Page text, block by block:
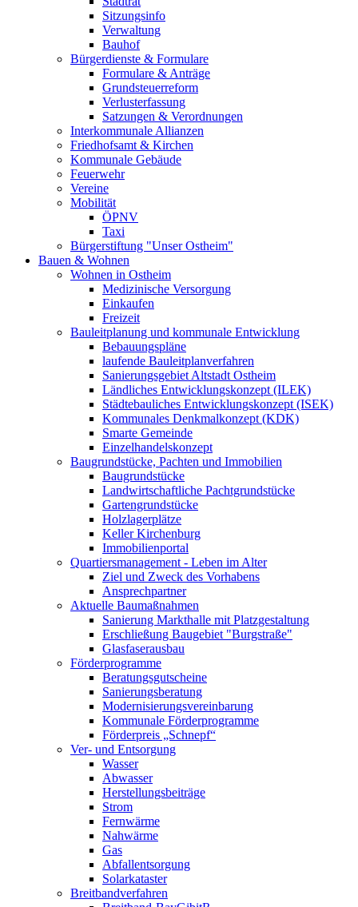
Sitzungsinfo
Verwaltung
Bauhof
Bürgerdienste & Formulare
Formulare & Anträge
Grundsteuerreform
Verlusterfassung
Satzungen & Verordnungen
Interkommunale Allianzen
Friedhofsamt & Kirchen
Kommunale Gebäude
Feuerwehr
Vereine
Mobilität
ÖPNV
Taxi
Bürgerstiftung "Unser Ostheim"
Bauen & Wohnen
Wohnen in Ostheim
Medizinische Versorgung
Einkaufen
Freizeit
Bauleitplanung und kommunale Entwicklung
Bebauungspläne
laufende Bauleitplanverfahren
Sanierungsgebiet Altstadt Ostheim
Ländliches Entwicklungskonzept (ILEK)
Städtebauliches Entwicklungskonzept (ISEK)
Kommunales Denkmalkonzept (KDK)
Smarte Gemeinde
Einzelhandelskonzept
Baugrundstücke, Pachten und Immobilien
Baugrundstücke
Landwirtschaftliche Pachtgrundstücke
Gartengrundstücke
Holzlagerplätze
Keller Kirchenburg
Immobilienportal
Quartiersmanagement - Leben im Alter
Ziel und Zweck des Vorhabens
Ansprechpartner
Aktuelle Baumaßnahmen
Sanierung Markthalle mit Platzgestaltung
Erschließung Baugebiet "Burgstraße"
Glasfaserausbau
Förderprogramme
Beratungsgutscheine
Sanierungsberatung
Modernisierungsvereinbarung
Kommunale Förderprogramme
Förderpreis „Schnepf“
Ver- und Entsorgung
Wasser
Abwasser
Herstellungsbeiträge
Strom
Fernwärme
Nahwärme
Gas
Abfallentsorgung
Solarkataster
Breitbandverfahren